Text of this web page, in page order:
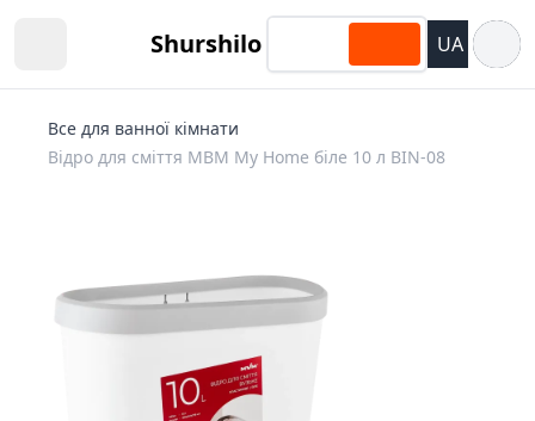
Shurshilo UA
Все для ванної кімнати
Відро для сміття MBM My Home біле 10 л BIN-08